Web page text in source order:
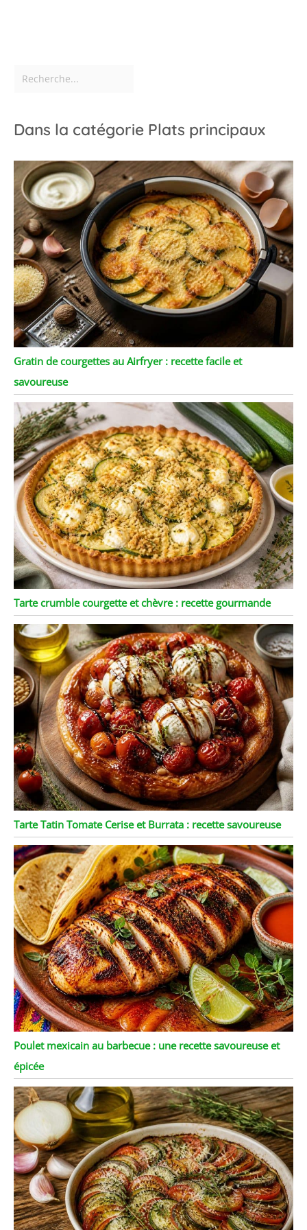
Dans la catégorie Plats principaux
Gratin de courgettes au Airfryer : recette facile et
savoureuse
Tarte crumble courgette et chèvre : recette gourmande
Tarte Tatin Tomate Cerise et Burrata : recette savoureuse
Poulet mexicain au barbecue : une recette savoureuse et
épicée